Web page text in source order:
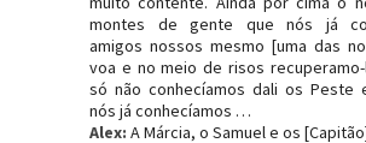
montes de gente que nós já
amigos nossos mesmo [uma das
voa e no meio de risos
só não conhecíamos dali os Peste
nós já conhecíamos …
Alex: A Márcia, o Samuel e os